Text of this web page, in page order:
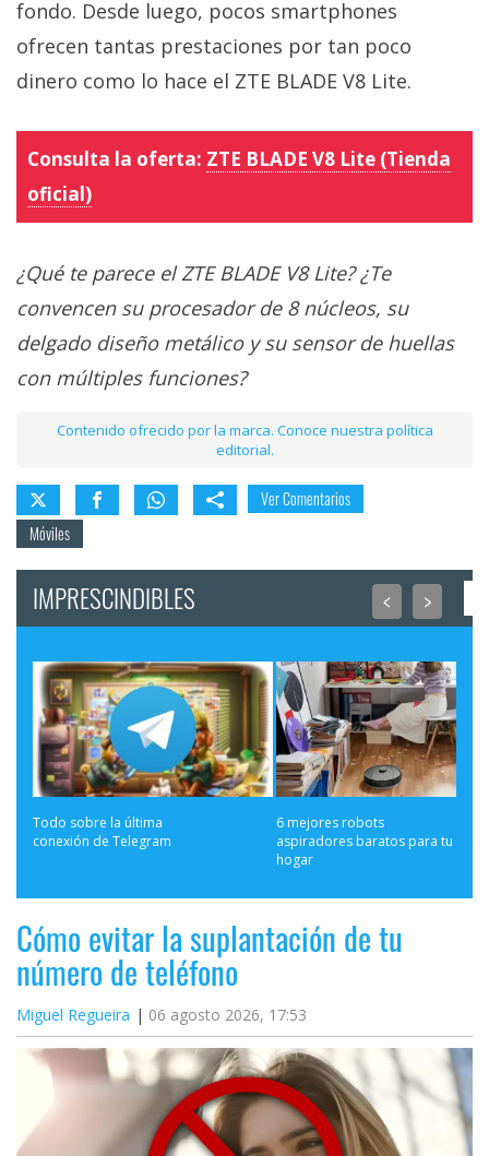
fondo. Desde luego, pocos smartphones
ofrecen tantas prestaciones por tan poco
dinero como lo hace el ZTE BLADE V8 Lite.
Consulta la oferta: ZTE BLADE V8 Lite (Tienda
oficial)
¿Qué te parece el ZTE BLADE V8 Lite? ¿Te
convencen su procesador de 8 núcleos, su
delgado diseño metálico y su sensor de huellas
con múltiples funciones?
Contenido ofrecido por la marca. Conoce nuestra política
editorial.
Ver Comentarios
Móviles
IMPRESCINDIBLES < >
Todo sobre la última
conexión de Telegram
6 mejores robots
aspiradores baratos para tu
hogar
Cómo evitar la suplantación de tu
número de teléfono
Miguel Regueira 06 agosto 2026, 17:53